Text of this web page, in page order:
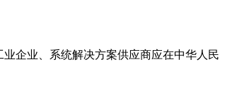
企业、系统解决方案供应商应在中华人民